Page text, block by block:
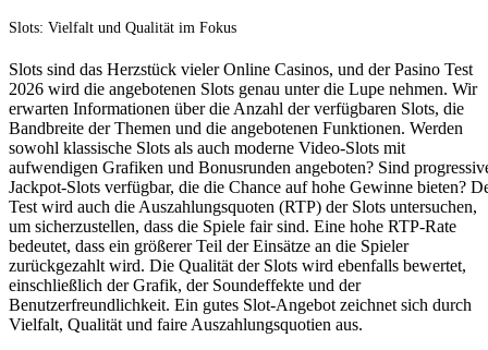
Slots: Vielfalt und Qualität im Fokus
Slots sind das Herzstück vieler Online Casinos, und der Pasino Test
2026 wird die angebotenen Slots genau unter die Lupe nehmen. Wir
erwarten Informationen über die Anzahl der verfügbaren Slots, die
Bandbreite der Themen und die angebotenen Funktionen. Werden
sowohl klassische Slots als auch moderne Video-Slots mit
aufwendigen Grafiken und Bonusrunden angeboten? Sind
Jackpot-Slots verfügbar, die die Chance auf hohe Gewinne bieten?
Test wird auch die Auszahlungsquoten (RTP) der Slots untersuchen,
um sicherzustellen, dass die Spiele fair sind. Eine hohe RTP-Rate
bedeutet, dass ein größerer Teil der Einsätze an die Spieler
zurückgezahlt wird. Die Qualität der Slots wird ebenfalls bewertet,
einschließlich der Grafik, der Soundeffekte und der
Benutzerfreundlichkeit. Ein gutes Slot-Angebot zeichnet sich durch
Vielfalt, Qualität und faire Auszahlungsquotien aus.